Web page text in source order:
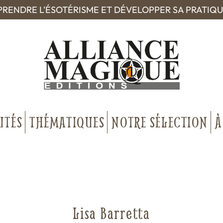
L'ÉSOTÉRISME ET DÉVELOPPER SA
THÉMATIQUES NOTRE SÉLECTION
Lisa Barretta